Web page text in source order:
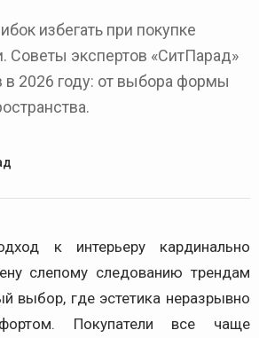
избегать при покупке
Советы экспертов «СитПарад»
в 2026 году: от выбора формы
к интерьеру кардинально
слепому следованию трендам
выбор, где эстетика неразрывно
Покупатели все чаще